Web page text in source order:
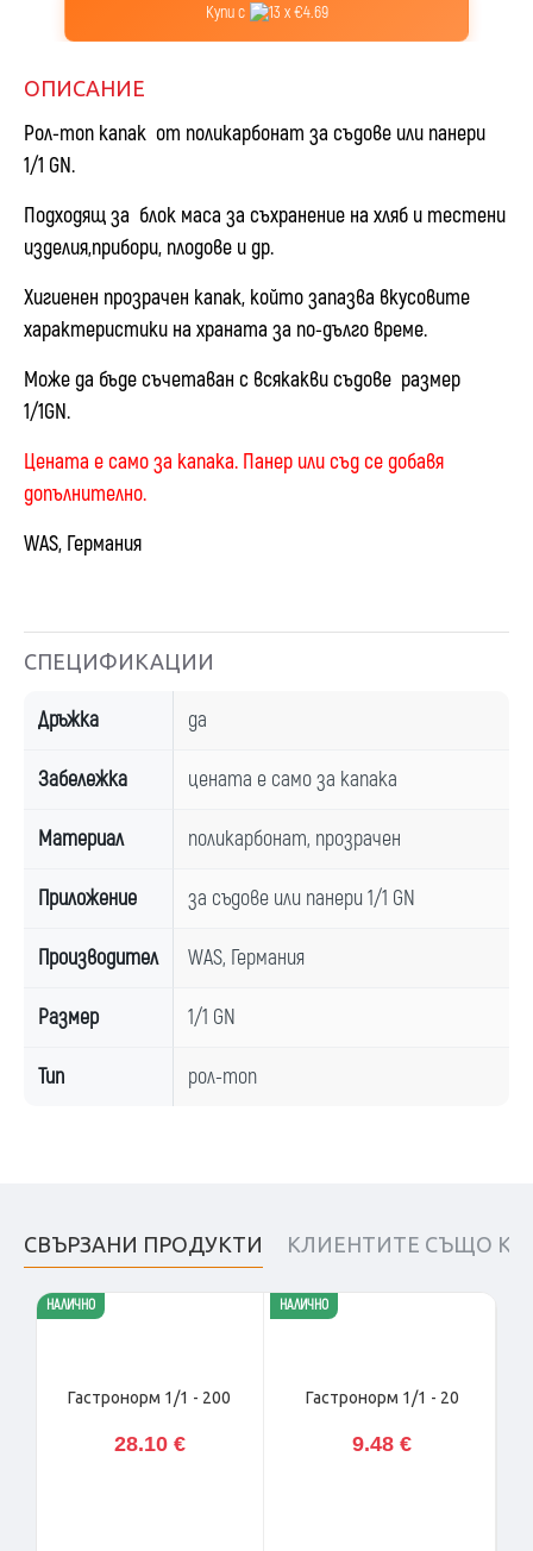
Купи с 13 x €4.69
ОПИСАНИЕ
Рол-топ капак от поликарбонат за съдове или панери
1/1 GN.
Подходящ за блок маса за съхранение на хляб и тестени
изделия,прибори, плодове и др.
Хигиенен прозрачен капак, който запазва вкусовите
характеристики на храната за по-дълго време.
Може да бъде съчетаван с всякакви съдове размер
1/1GN.
Цената е само за капака. Панер или съд се добавя
допълнително.
WAS, Германия
СПЕЦИФИКАЦИИ
Дръжка да
Забележка цената е само за капака
Материал поликарбонат, прозрачен
Приложение за съдове или панери 1/1 GN
Производител WAS, Германия
Размер 1/1 GN
Тип рол-топ
СВЪРЗАНИ ПРОДУКТИ КЛИЕНТИТЕ СЪЩО
НАЛИЧНО
Гастронорм 1/1 - 200
28.10 €
НАЛИЧНО
Гастронорм 1/1 - 20
9.48 €